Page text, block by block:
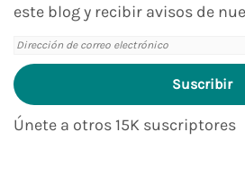
este blog y recibir avisos de
Dirección
de
correo
electrónico
Suscribir
Únete a otros 15K suscriptores